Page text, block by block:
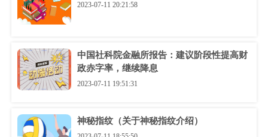
2023-07-11 20:21:58
中国社科院金融所报告：建议阶段性提高财
政赤字率，继续降息
2023-07-11 19:51:31
神秘指纹（关于神秘指纹介绍）